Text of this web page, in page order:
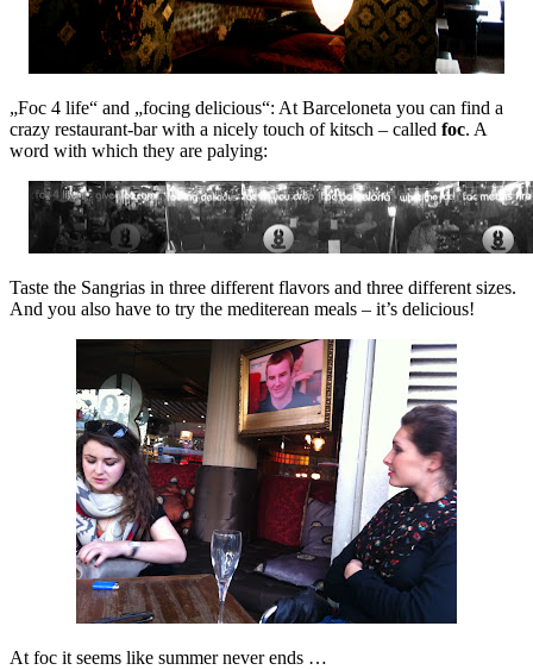
„Foc 4 life“ and „focing delicious“: At Barceloneta you can find a
crazy restaurant-bar with a nicely touch of kitsch – called foc. A
word with which they are palying:
Taste the Sangrias in three different flavors and three different sizes.
And you also have to try the mediterean meals – it’s delicious!
At foc it seems like summer never ends …